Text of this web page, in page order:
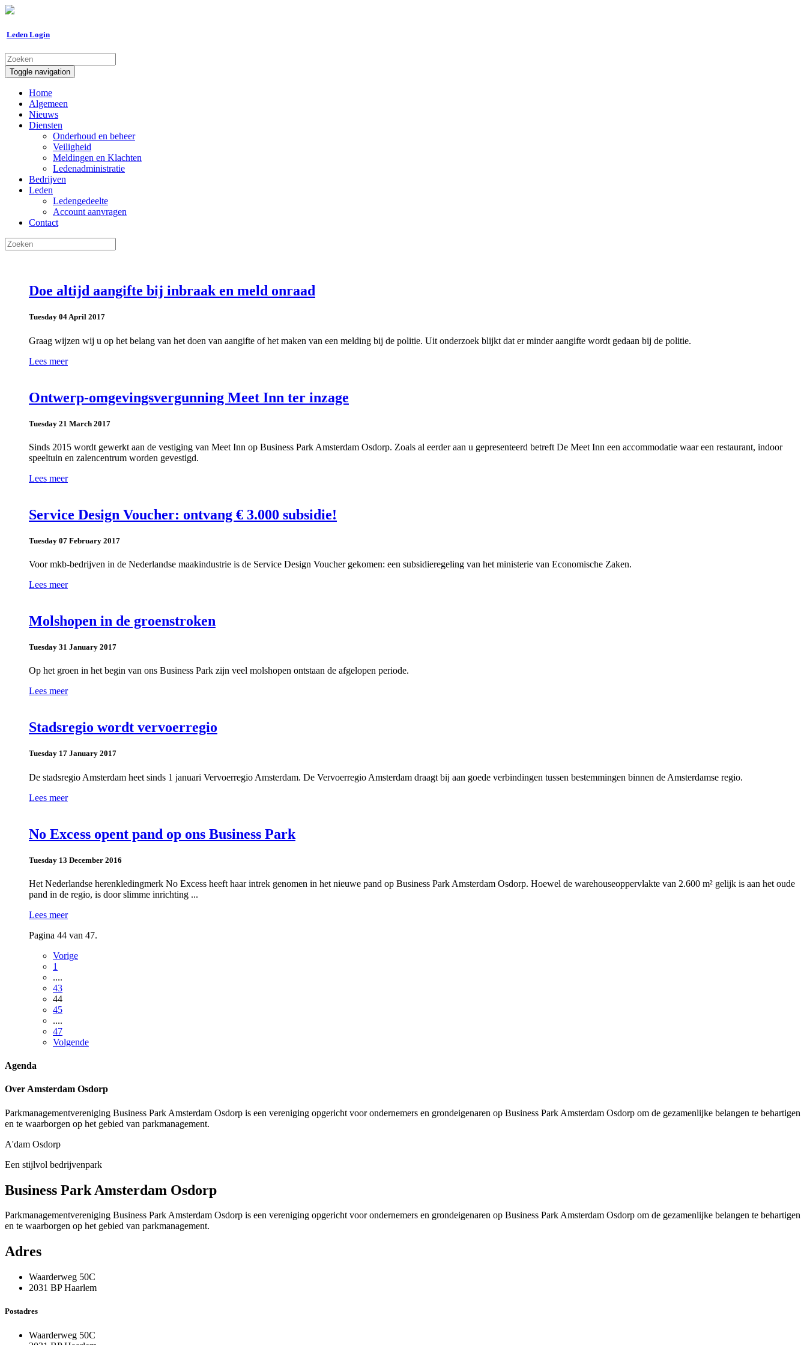
Leden Login
Toggle navigation
Home
Algemeen
Nieuws
Diensten
Onderhoud en beheer
Veiligheid
Meldingen en Klachten
Ledenadministratie
Bedrijven
Leden
Ledengedeelte
Account aanvragen
Contact
Doe altijd aangifte bij inbraak en meld onraad
Tuesday 04 April 2017
Graag wijzen wij u op het belang van het doen van aangifte of het maken van een melding bij de politie. Uit onderzoek blijkt dat er minder aangifte wordt gedaan bij de politie.
Lees meer
Ontwerp-omgevingsvergunning Meet Inn ter inzage
Tuesday 21 March 2017
Sinds 2015 wordt gewerkt aan de vestiging van Meet Inn op Business Park Amsterdam Osdorp. Zoals al eerder aan u gepresenteerd betreft De Meet Inn een accommodatie waar een restaurant, indoor
speeltuin en zalencentrum worden gevestigd.
Lees meer
Service Design Voucher: ontvang € 3.000 subsidie!
Tuesday 07 February 2017
Voor mkb-bedrijven in de Nederlandse maakindustrie is de Service Design Voucher gekomen: een subsidieregeling van het ministerie van Economische Zaken.
Lees meer
Molshopen in de groenstroken
Tuesday 31 January 2017
Op het groen in het begin van ons Business Park zijn veel molshopen ontstaan de afgelopen periode.
Lees meer
Stadsregio wordt vervoerregio
Tuesday 17 January 2017
De stadsregio Amsterdam heet sinds 1 januari Vervoerregio Amsterdam. De Vervoerregio Amsterdam draagt bij aan goede verbindingen tussen bestemmingen binnen de Amsterdamse regio.
Lees meer
No Excess opent pand op ons Business Park
Tuesday 13 December 2016
Het Nederlandse herenkledingmerk No Excess heeft haar intrek genomen in het nieuwe pand op Business Park Amsterdam Osdorp. Hoewel de warehouseoppervlakte van 2.600 m² gelijk is aan het oude
pand in de regio, is door slimme inrichting ...
Lees meer
Pagina 44 van 47.
Vorige
1
....
43
44
45
....
47
Volgende
Agenda
Over Amsterdam Osdorp
Parkmanagementvereniging Business Park Amsterdam Osdorp is een vereniging opgericht voor ondernemers en grondeigenaren op Business Park Amsterdam Osdorp om de gezamenlijke belangen te behartigen
en te waarborgen op het gebied van parkmanagement.
A'dam Osdorp
Een stijlvol bedrijvenpark
Business Park Amsterdam Osdorp
Parkmanagementvereniging Business Park Amsterdam Osdorp is een vereniging opgericht voor ondernemers en grondeigenaren op Business Park Amsterdam Osdorp om de gezamenlijke belangen te behartigen
en te waarborgen op het gebied van parkmanagement.
Adres
Waarderweg 50C
2031 BP Haarlem
Postadres
Waarderweg 50C